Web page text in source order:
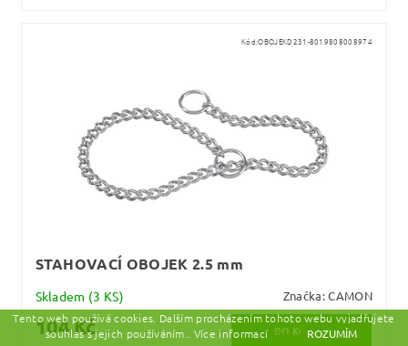
Kód:OBOJEKD231-8019808008974
STAHOVACÍ OBOJEK 2.5 mm
Skladem (3 KS) Značka:CAMON
104 Kč
Tento web používá cookies. Dalším procházením tohoto webu vyjadřujete
souhlas s jejich používáním.. Více informací zde. ROZUMÍM